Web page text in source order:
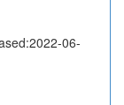
06-